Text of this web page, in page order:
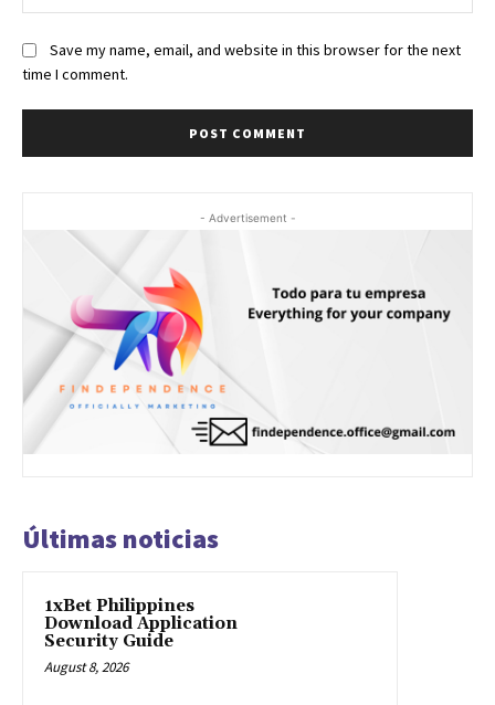
Save my name, email, and website in this browser for the next
time I comment.
- Advertisement -
Últimas noticias
1xBet Philippines
Download Application
Security Guide
August 8, 2026